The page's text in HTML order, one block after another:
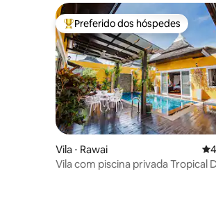
de 20 m² com vista para o mar. A vila
oferece chinelos descartáveis,
dentes, escovas de dentes,
barbear, géis de banho, xampus,
gratuitos no dia do check-in,
bolos, água mineral, café, chá;
cada dois dias (a troca de lençóis
incluída), as toalhas de banho são
trocadas durante a limpeza.
Entre os melhores preferidos dos
Preferido dos hóspedes
Vila ⋅ Rawai
Vila com piscina privada Tropical